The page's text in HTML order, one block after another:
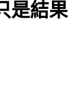
是結果